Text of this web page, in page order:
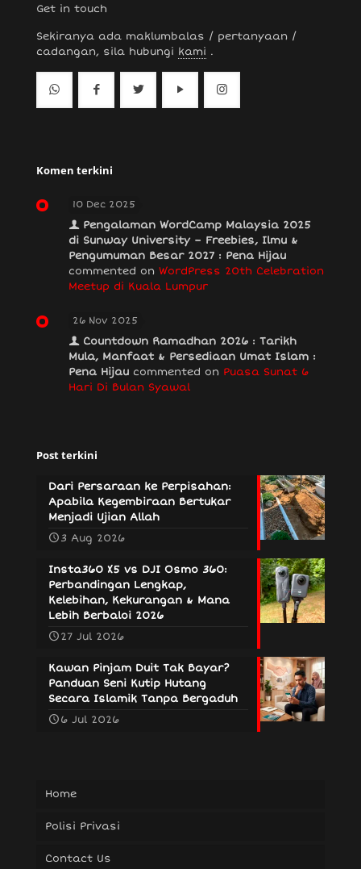
Get in touch
Sekiranya ada maklumbalas / pertanyaan /
cadangan, sila hubungi kami .
Komen terkini
10 Dec 2025
Pengalaman WordCamp Malaysia 2025
di Sunway University – Freebies, Ilmu &
Pengumuman Besar 2027 : Pena Hijau
commented on WordPress 20th Celebration
Meetup di Kuala Lumpur
26 Nov 2025
Countdown Ramadhan 2026 : Tarikh
Mula, Manfaat & Persediaan Umat Islam :
Pena Hijau commented on Puasa Sunat 6
Hari Di Bulan Syawal
Post terkini
Dari Persaraan ke Perpisahan:
Apabila Kegembiraan Bertukar
Menjadi Ujian Allah
3 Aug 2026
Insta360 X5 vs DJI Osmo 360:
Perbandingan Lengkap,
Kelebihan, Kekurangan & Mana
Lebih Berbaloi 2026
27 Jul 2026
Kawan Pinjam Duit Tak Bayar?
Panduan Seni Kutip Hutang
Secara Islamik Tanpa Bergaduh
6 Jul 2026
Home
Polisi Privasi
Contact Us